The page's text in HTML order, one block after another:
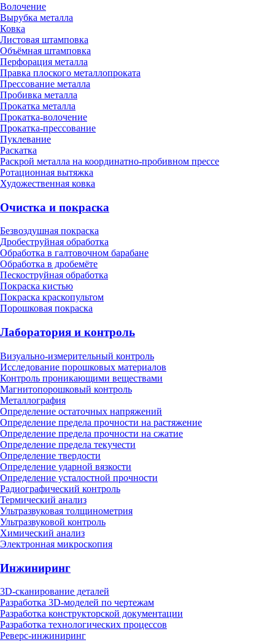
Волочение
Вырубка металла
Ковка
Листовая штамповка
Объёмная штамповка
Перфорация металла
Правка плоского металлопроката
Прессование металла
Пробивка металла
Прокатка металла
Прокатка-волочение
Прокатка-прессование
Пуклевание
Раскатка
Раскрой металла на координатно-пробивном прессе
Ротационная вытяжка
Художественная ковка
Очистка и покраска
Безвоздушная покраска
Дробеструйная обработка
Обработка в галтовочном барабане
Обработка в дробемёте
Пескоструйная обработка
Покраска кистью
Покраска краскопультом
Порошковая покраска
Лаборатория и контроль
Визуально-измерительный контроль
Исследование порошковых материалов
Контроль проникающими веществами
Магнитопорошковый контроль
Металлография
Определение остаточных напряжений
Определение предела прочности на растяжение
Определение предела прочности на сжатие
Определение предела текучести
Определение твердости
Определение ударной вязкости
Определение усталостной прочности
Радиографический контроль
Термический анализ
Ультразвуковая толщинометрия
Ультразвуковой контроль
Химический анализ
Электронная микроскопия
Инжиниринг
3D-сканирование деталей
Разработка 3D-моделей по чертежам
Разработка конструкторской документации
Разработка технологических процессов
Реверс-инжиниринг